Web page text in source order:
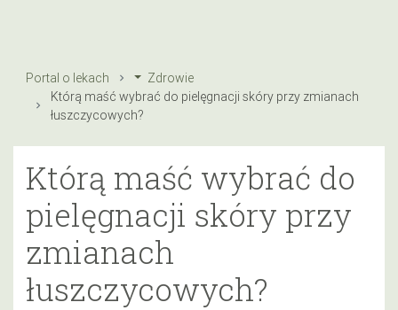
Portal o lekach
Zdrowie
Którą maść wybrać do pielęgnacji skóry przy zmianach
łuszczycowych?
Którą maść wybrać do
pielęgnacji skóry przy
zmianach
łuszczycowych?